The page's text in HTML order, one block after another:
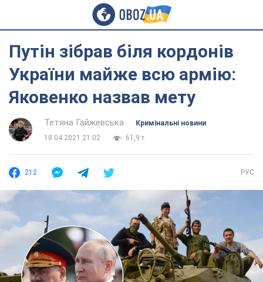
Путін зібрав біля кордонів
України майже всю армію:
Яковенко назвав мету
Тетяна Гайжевська
Кримінальні новини
18.04.2021 21:02
61,9 т.
212 РУС